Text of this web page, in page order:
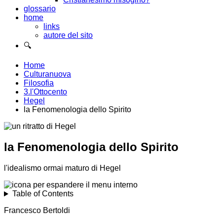
glossario
home
links
autore del sito
🔍
Home
Culturanuova
Filosofia
3.l'Ottocento
Hegel
la Fenomenologia dello Spirito
la Fenomenologia dello Spirito
l'idealismo ormai maturo di Hegel
Table of Contents
Francesco Bertoldi